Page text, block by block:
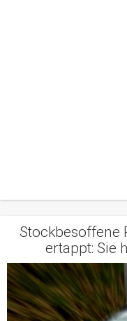
Stockbesoffene
ertappt: Sie